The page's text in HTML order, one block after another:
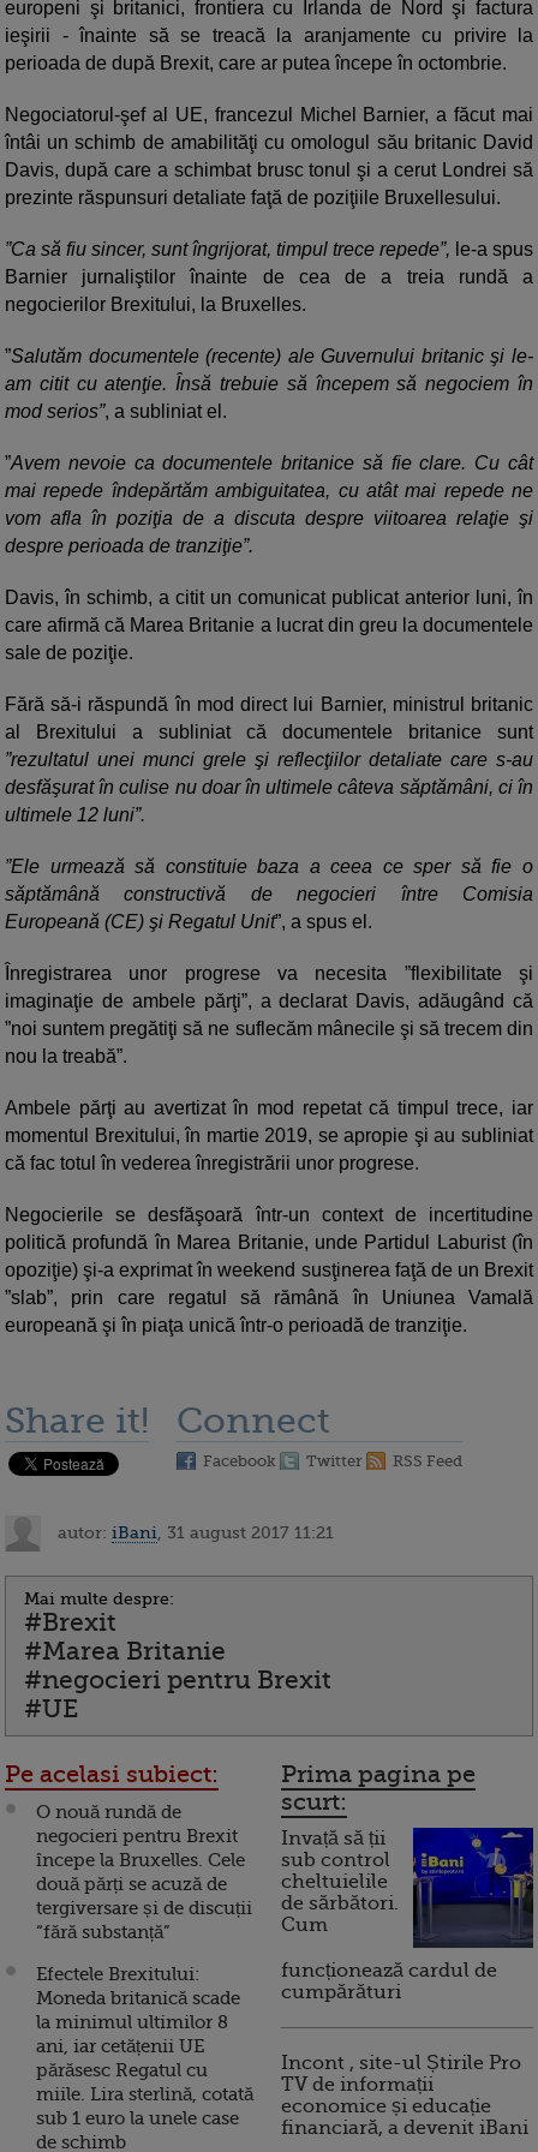
europeni şi britanici, frontiera cu Irlanda de Nord şi factura
ieşirii - înainte să se treacă la aranjamente cu privire la
perioada de după Brexit, care ar putea începe în octombrie.
Negociatorul-şef al UE, francezul Michel Barnier, a făcut mai
întâi un schimb de amabilităţi cu omologul său britanic David
Davis, după care a schimbat brusc tonul şi a cerut Londrei să
prezinte răspunsuri detaliate faţă de poziţiile Bruxellesului.
”Ca să fiu sincer, sunt îngrijorat, timpul trece repede”, le-a spus
Barnier jurnaliştilor înainte de cea de a treia rundă a
negocierilor Brexitului, la Bruxelles.
”Salutăm documentele (recente) ale Guvernului britanic şi le-
am citit cu atenţie. Însă trebuie să începem să negociem în
mod serios”, a subliniat el.
”Avem nevoie ca documentele britanice să fie clare. Cu cât
mai repede îndepărtăm ambiguitatea, cu atât mai repede ne
vom afla în poziţia de a discuta despre viitoarea relaţie şi
despre perioada de tranziţie”.
Davis, în schimb, a citit un comunicat publicat anterior luni, în
care afirmă că Marea Britanie a lucrat din greu la documentele
sale de poziţie.
Fără să-i răspundă în mod direct lui Barnier, ministrul britanic
al Brexitului a subliniat că documentele britanice sunt
”rezultatul unei munci grele şi reflecţiilor detaliate care s-au
desfăşurat în culise nu doar în ultimele câteva săptămâni, ci în
ultimele 12 luni”.
”Ele urmează să constituie baza a ceea ce sper să fie o
săptămână constructivă de negocieri între Comisia
Europeană (CE) şi Regatul Unit”, a spus el.
Înregistrarea unor progrese va necesita ”flexibilitate şi
imaginaţie de ambele părţi”, a declarat Davis, adăugând că
”noi suntem pregătiţi să ne suflecăm mânecile şi să trecem din
nou la treabă”.
Ambele părţi au avertizat în mod repetat că timpul trece, iar
momentul Brexitului, în martie 2019, se apropie şi au subliniat
că fac totul în vederea înregistrării unor progrese.
Negocierile se desfăşoară într-un context de incertitudine
politică profundă în Marea Britanie, unde Partidul Laburist (în
opoziţie) şi-a exprimat în weekend susţinerea faţă de un Brexit
”slab”, prin care regatul să rămână în Uniunea Vamală
europeană şi în piaţa unică într-o perioadă de tranziţie.
Share it! Connect
Facebook Twitter RSS Feed
autor: iBani , 31 august 2017 11:21
Mai multe despre:
#Brexit
#Marea Britanie
#negocieri pentru Brexit
#UE
Pe acelasi subiect:
O nouă rundă de
negocieri pentru Brexit
începe la Bruxelles. Cele
două părți se acuză de
tergiversare și de discuții
“fără substanță”
Efectele Brexitului:
Moneda britanică scade
la minimul ultimilor 8
ani, iar cetățenii UE
părăsesc Regatul cu
miile. Lira sterlină, cotată
sub 1 euro la unele case
de schimb
Prima pagina pe
scurt:
Invață să ții
sub control
cheltuielile
de sărbători.
Cum
funcționează cardul de
cumpărături
Incont , site-ul Știrile Pro
TV de informații
economice și educație
financiară, a devenit iBani